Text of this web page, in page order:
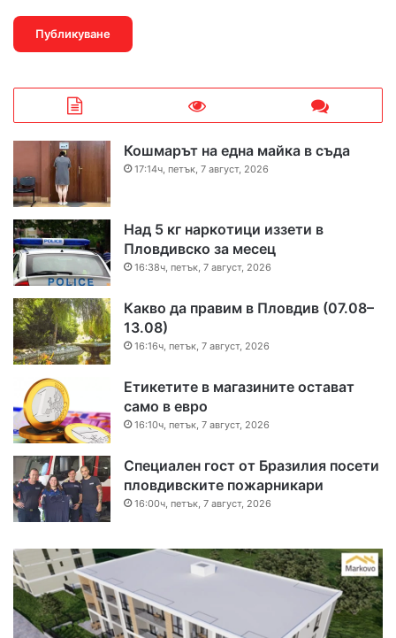
Кошмарът на една майка в съда
17:14ч, петък, 7 август, 2026
Над 5 кг наркотици иззети в
Пловдивско за месец
16:38ч, петък, 7 август, 2026
Какво да правим в Пловдив (07.08–
13.08)
16:16ч, петък, 7 август, 2026
Етикетите в магазините остават
само в евро
16:10ч, петък, 7 август, 2026
Специален гост от Бразилия посети
пловдивските пожарникари
16:00ч, петък, 7 август, 2026